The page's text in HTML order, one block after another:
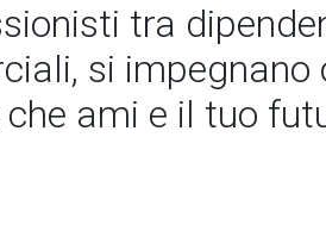
tra
si
che ami e il tuo